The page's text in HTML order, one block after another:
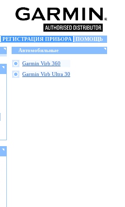
РЕГИСТРАЦИЯ ПРИБОРА
ПОМОЩЬ
Автомобильные
Garmin Virb 360
Garmin Virb Ultra 30